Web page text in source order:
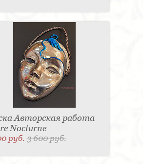
Авторская работа
Nocturne
руб.3 600 руб.